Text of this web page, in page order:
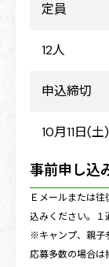
定員
12人
申込締切
10月11日(
事前申し込
Ｅメールまたは
込みください。１
※キャンプ、親子
応募多数の場合は